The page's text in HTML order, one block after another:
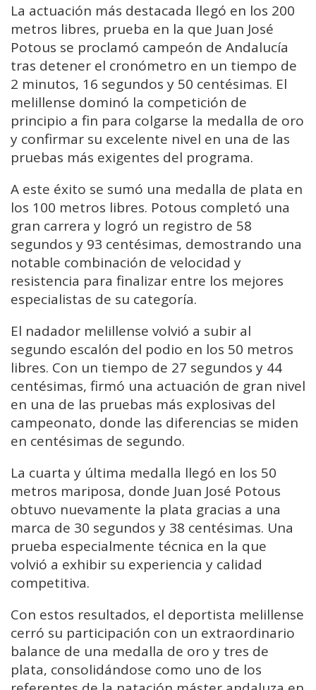
La actuación más destacada llegó en los 200
metros libres, prueba en la que Juan José
Potous se proclamó campeón de Andalucía
tras detener el cronómetro en un tiempo de
2 minutos, 16 segundos y 50 centésimas. El
melillense dominó la competición de
principio a fin para colgarse la medalla de oro
y confirmar su excelente nivel en una de las
pruebas más exigentes del programa.
A este éxito se sumó una medalla de plata en
los 100 metros libres. Potous completó una
gran carrera y logró un registro de 58
segundos y 93 centésimas, demostrando una
notable combinación de velocidad y
resistencia para finalizar entre los mejores
especialistas de su categoría.
El nadador melillense volvió a subir al
segundo escalón del podio en los 50 metros
libres. Con un tiempo de 27 segundos y 44
centésimas, firmó una actuación de gran nivel
en una de las pruebas más explosivas del
campeonato, donde las diferencias se miden
en centésimas de segundo.
La cuarta y última medalla llegó en los 50
metros mariposa, donde Juan José Potous
obtuvo nuevamente la plata gracias a una
marca de 30 segundos y 38 centésimas. Una
prueba especialmente técnica en la que
volvió a exhibir su experiencia y calidad
competitiva.
Con estos resultados, el deportista melillense
cerró su participación con un extraordinario
balance de una medalla de oro y tres de
plata, consolidándose como uno de los